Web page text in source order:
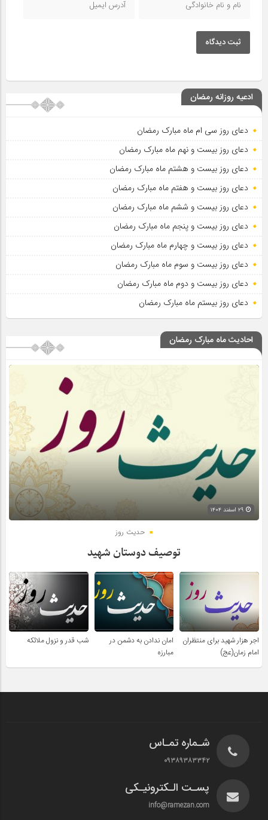
ثبت دیدگاه
ادعیه روزانه رمضان
دعای روز سی ام ماه مبارک رمضان
دعای روز بیست و نهم ماه مبارک رمضان
دعای روز بیست و هشتم ماه مبارک رمضان
دعای روز بیست و هفتم ماه مبارک رمضان
دعای روز بیست و ششم ماه مبارک رمضان
دعای روز بیست و پنجم ماه مبارک رمضان
دعای روز بیست و چهارم ماه مبارک رمضان
دعای روز بیست و سوم ماه مبارک رمضان
دعای روز بیست و دوم ماه مبارک رمضان
دعای روز بیستم ماه مبارک رمضان
احادیث ماه مبارک رمضان
حدیث روز
توصیف دوستان شهید
اجر هزار شهید برای منتظران
امام زمان(عج)
امان ندادن به دشمن در
مبارزه
شب قدر و نزول ملائکه
شـماره تمـاس
۰۹۳۸۹۳۸۳۳۴۲
پسـت الـکترونیـکی
info@ramezan.com